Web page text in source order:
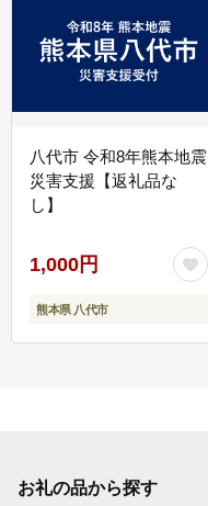
八代市 令和8年熊本地震
災害支援【返礼品な
し】
1,000円
熊本県 八代市
お礼の品から探す